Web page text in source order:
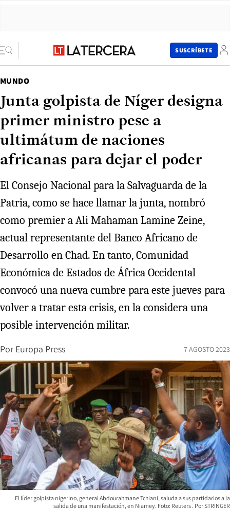
SUSCRÍBETE
MUNDO
Junta golpista de Níger designa
primer ministro pese a
ultimátum de naciones
africanas para dejar el poder
El Consejo Nacional para la Salvaguarda de la
Patria, como se hace llamar la junta, nombró
como premier a Ali Mahaman Lamine Zeine,
actual representante del Banco Africano de
Desarrollo en Chad. En tanto, Comunidad
Económica de Estados de África Occidental
convocó una nueva cumbre para este jueves para
volver a tratar esta crisis, en la considera una
posible intervención militar.
Por Europa Press 7 AGOSTO 2023
El líder golpista nigerino, general Abdourahmane Tchiani, saluda a sus partidarios a la
salida de una manifestación, en Niamey. Foto: Reuters
STRINGER